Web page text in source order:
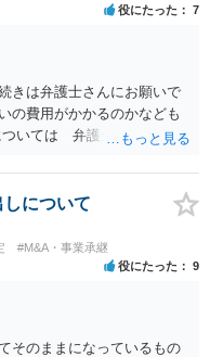
役にたった 7
きは弁護士さんにお願いで
の費用がかかるのかなども
ついては 弁護士と直接面談
ごちゃごちゃ考えず、自分
お子さんの事をまで含め良
言えば当然のことです。 彼
字は変えたくない・・・養
ります。 しかし 彼は成人
、全て平等にしたいと希
。 ・・・婚姻前の契約 あ
る方法はあります。 弁護
について
#M&A・事業承継
役にたった 9
そのままになっているもの